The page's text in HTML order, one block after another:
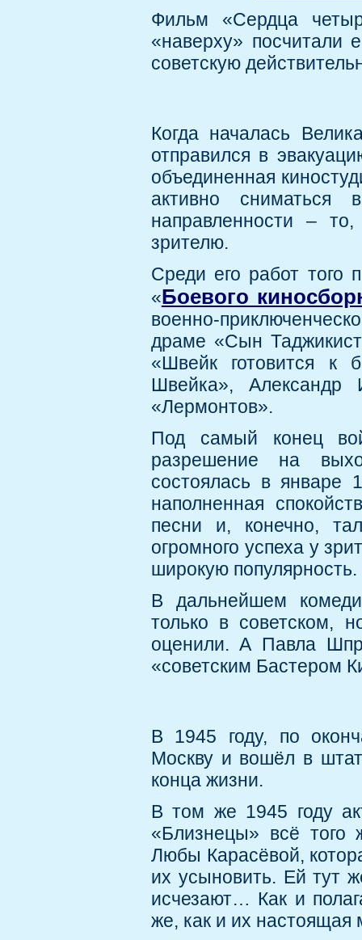
Фильм «Сердца
«наверху»
советскую
Когда началась
отправился в
объединенная
активно сниматься
направленности –
зрителю.
Среди его работ того
«Боевого
военно-
драме «Сын
«Швейк готовится к
Швейка», Александр
«Лермонтов».
Под самый конец
разрешение на
состоялась в январе
наполненная
песни и, конечно,
огромного успеха у
широкую популярность.
В дальнейшем
только в советском,
оценили. А Павла
«советским Бастером
В 1945 году, по
Москву и вошёл в штат
конца жизни.
В том же 1945 году
«Близнецы» всё того
Любы Карасёвой,
их усыновить. Ей тут
исчезают… Как и
же, как и их настоящая